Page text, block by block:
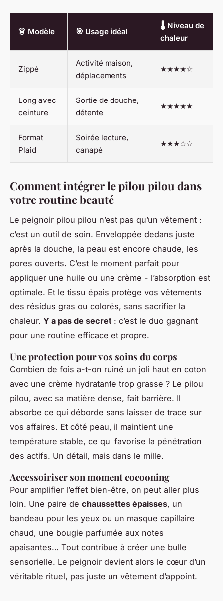
👗 Modèle 🎯 Usage idéal
🌡️ Niveau de
chaleur
Zippé
Activité maison,
déplacements
★★★★☆
Long avec
ceinture
Sortie de douche,
détente
★★★★★
Format
Plaid
Soirée lecture,
canapé
★★★☆☆
Comment intégrer le pilou pilou dans
votre routine beauté
Le peignoir pilou pilou n’est pas qu’un vêtement :
c’est un outil de soin. Enveloppée dedans juste
après la douche, la peau est encore chaude, les
pores ouverts. C’est le moment parfait pour
appliquer une huile ou une crème - l’absorption est
optimale. Et le tissu épais protège vos vêtements
des résidus gras ou colorés, sans sacrifier la
chaleur. Y a pas de secret : c’est le duo gagnant
pour une routine efficace et propre.
Une protection pour vos soins du corps
Combien de fois a-t-on ruiné un joli haut en coton
avec une crème hydratante trop grasse ? Le pilou
pilou, avec sa matière dense, fait barrière. Il
absorbe ce qui déborde sans laisser de trace sur
vos affaires. Et côté peau, il maintient une
température stable, ce qui favorise la pénétration
des actifs. Un détail, mais dans le mille.
Accessoiriser son moment cocooning
Pour amplifier l’effet bien-être, on peut aller plus
loin. Une paire de chaussettes épaisses, un
bandeau pour les yeux ou un masque capillaire
chaud, une bougie parfumée aux notes
apaisantes… Tout contribue à créer une bulle
sensorielle. Le peignoir devient alors le cœur d’un
véritable rituel, pas juste un vêtement d’appoint.